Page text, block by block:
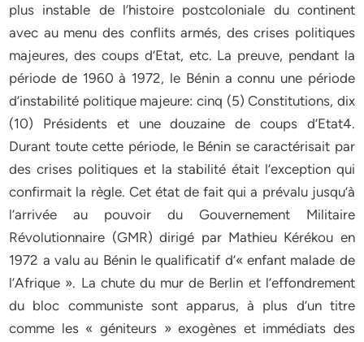
plus instable de l’histoire postcoloniale du continent
avec au menu des conflits armés, des crises politiques
majeures, des coups d’Etat, etc. La preuve, pendant la
période de 1960 à 1972, le Bénin a connu une période
d’instabilité politique majeure: cinq (5) Constitutions, dix
(10) Présidents et une douzaine de coups d’Etat4.
Durant toute cette période, le Bénin se caractérisait par
des crises politiques et la stabilité était l’exception qui
confirmait la règle. Cet état de fait qui a prévalu jusqu’à
l’arrivée au pouvoir du Gouvernement Militaire
Révolutionnaire (GMR) dirigé par Mathieu Kérékou en
1972 a valu au Bénin le qualificatif d’« enfant malade de
l’Afrique ». La chute du mur de Berlin et l’effondrement
du bloc communiste sont apparus, à plus d’un titre
comme les « géniteurs » exogènes et immédiats des